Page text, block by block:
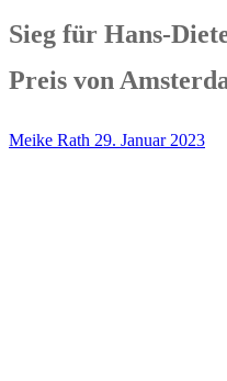
Sieg für Hans-
Preis von
Meike Rath 29. Januar 2023